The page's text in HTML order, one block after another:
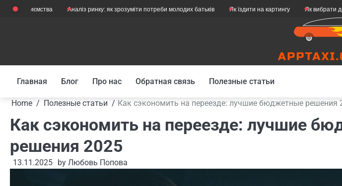
Skip
Аналіз ринку: як зрозуміти потреби молодих батьків Як їздити на картингу Як вибрати домашній
Главная Блог Про нас Обратная связь Полезные статьи
Home Полезные статьи Как сэкономить на переезде: лучшие бюджетные решения
Как сэкономить на переезде: лучшие
решения 2025
13.11.2025 by Любовь Попова